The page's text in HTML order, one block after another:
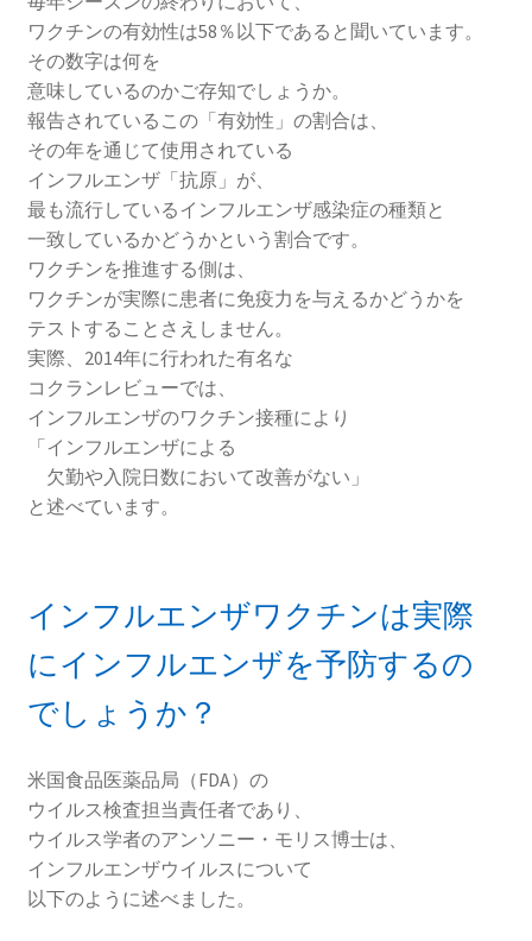
ワクチンの有効性は58％以下であると聞いています。
その数字は何を
意味しているのかご存知でしょうか。
報告されているこの「有効性」の割合は、
その年を通じて使用されている
インフルエンザ「抗原」が、
最も流行しているインフルエンザ感染症の種類と
一致しているかどうかという割合です。
ワクチンを推進する側は、
ワクチンが実際に患者に免疫力を与えるかどうかを
テストすることさえしません。
実際、2014年に行われた有名な
コクランレビューでは、
インフルエンザのワクチン接種により
「インフルエンザによる
欠勤や入院日数において改善がない」
と述べています。
インフルエンザワクチンは実際
にインフルエンザを予防するの
でしょうか？
米国食品医薬品局（FDA）の
ウイルス検査担当責任者であり、
ウイルス学者のアンソニー・モリス博士は、
インフルエンザウイルスについて
以下のように述べました。